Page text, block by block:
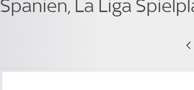
Spanien, La Liga